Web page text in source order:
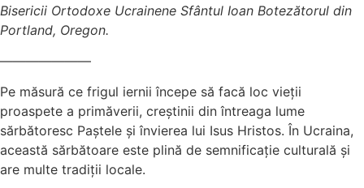
Bisericii Ortodoxe Ucrainene Sfântul Ioan Botezătorul din
Portland, Oregon.
———————
Pe măsură ce frigul iernii începe să facă loc vieții
proaspete a primăverii, creștinii din întreaga lume
sărbătoresc Paștele și învierea lui Isus Hristos. În Ucraina,
această sărbătoare este plină de semnificație culturală și
are multe tradiții locale.